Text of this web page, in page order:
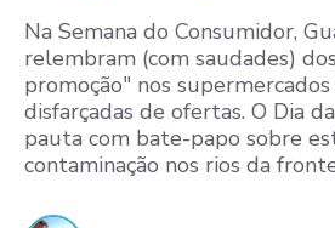
Na Semana do Consumidor,
relembram (com saudades)
promoção" nos
disfarçadas de ofertas. O Dia
pauta com bate-papo sobre
contaminação nos rios da